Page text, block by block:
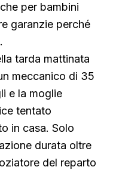
per bambini
garanzie perché
tarda mattinata
meccanico di 35
e la moglie
tentato
in casa. Solo
durata oltre
del reparto